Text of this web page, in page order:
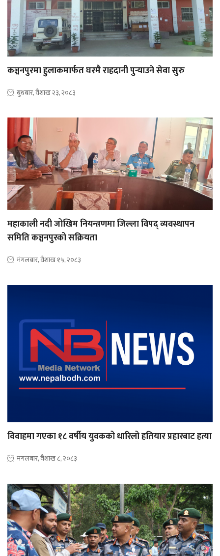
कञ्चनपुरमा हुलाकमार्फत घरमै राहदानी पुर्‍याउने सेवा सुरु
बुधबार, वैशाख २३, २०८३
महाकाली नदी जोखिम नियन्त्रणमा जिल्ला विपद् व्यवस्थापन
समिति कञ्चनपुरको सक्रियता
मंगलबार, वैशाख १५, २०८३
विवाहमा गएका १८ वर्षीय युवकको धारिलो हतियार प्रहारबाट हत्या
मंगलबार, वैशाख ८, २०८३